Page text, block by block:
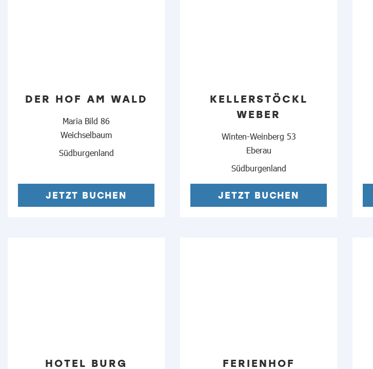
DER HOF AM WALD
Maria Bild 86
Weichselbaum
Südburgenland
JETZT BUCHEN
KELLERSTÖCKL
WEBER
Winten-Weinberg 53
Eberau
Südburgenland
JETZT BUCHEN
HOTEL BURG FERIENHOF